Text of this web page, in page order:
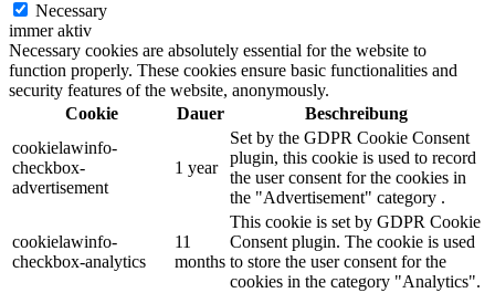
Necessary
immer aktiv
Necessary cookies are absolutely essential for the website to
function properly. These cookies ensure basic functionalities and
security features of the website, anonymously.
Cookie
Dauer
Beschreibung
cookielawinfo-
checkbox-
advertisement
1 year
Set by the GDPR Cookie Consent
plugin, this cookie is used to record
the user consent for the cookies in
the "Advertisement" category .
cookielawinfo-
checkbox-analytics
11
months
This cookie is set by GDPR Cookie
Consent plugin. The cookie is used
to store the user consent for the
cookies in the category "Analytics".